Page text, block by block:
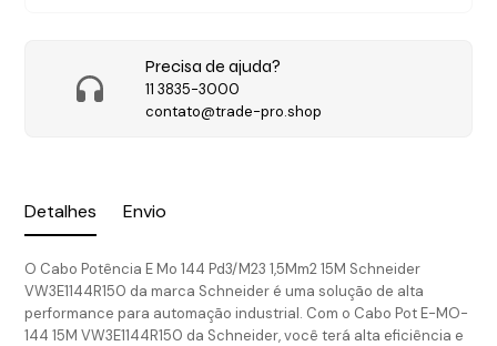
Detalhes Envio
O Cabo Potência E Mo 144 Pd3/M23 1,5Mm2 15M Schneider
VW3E1144R150 da marca Schneider é uma solução de alta
performance para automação industrial. Com o Cabo Pot E-MO-
144 15M VW3E1144R150 da Schneider, você terá alta eficiência e
Precisa de ajuda?
11 3835-3000
contato@trade-pro.shop